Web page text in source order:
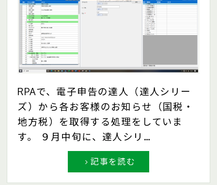
RPAで、電子申告の達人（達人シリー
ズ）から各お客様のお知らせ（国税・
地方税）を取得する処理をしていま
す。 ９月中旬に、達人シリ…
記事を読む